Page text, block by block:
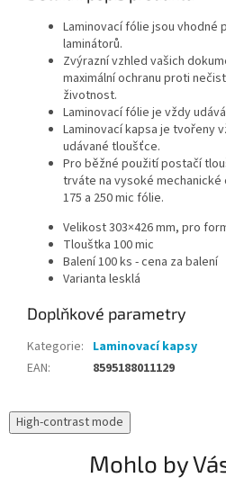
Laminovací fólie jsou vhodné
laminátorů.
Zvýrazní vzhled vašich
maximální ochranu proti
životnost.
Laminovací fólie je vždy
Laminovací kapsa je tvořeny
udávané tloušťce.
Pro běžné použití postačí
trváte na vysoké
175 a 250 mic fólie.
Velikost 303×426 mm, pro
Tlouštka 100 mic
Balení 100 ks - cena za balení
Varianta lesklá
Doplňkové parametry
Kategorie: Laminovací kapsy
EAN: 8595188011129
High-contrast mode
Mohlo by